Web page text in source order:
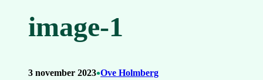
image-1
3 november 2023•Ove Holmberg